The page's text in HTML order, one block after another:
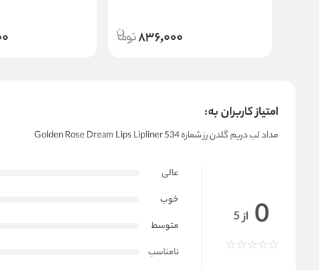
836,000
امتیاز کاربران به:
مداد لب دریم گلدن رز شماره 534 Golden Rose Dream Lips Lipliner
0 از 5
عالی
خوب
متوسط
نامناسب